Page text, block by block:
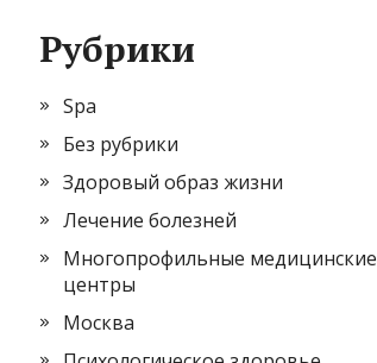
Рубрики
Spa
Без рубрики
Здоровый образ жизни
Лечение болезней
Многопрофильные медицинские
центры
Москва